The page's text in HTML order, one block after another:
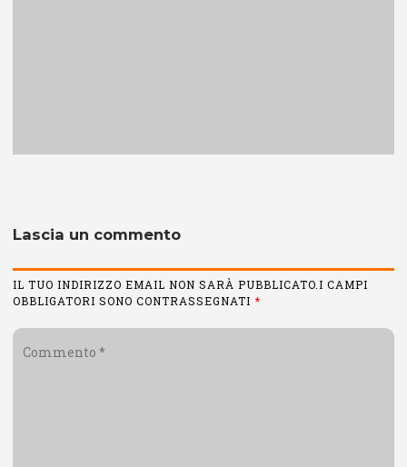
Lascia un commento
IL TUO INDIRIZZO EMAIL NON SARÀ PUBBLICATO.I CAMPI
OBBLIGATORI SONO CONTRASSEGNATI *